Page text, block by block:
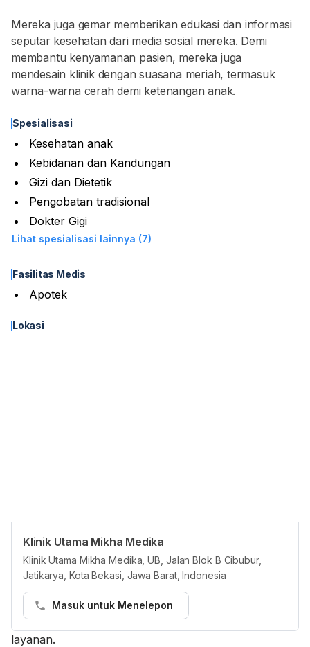
Mereka juga gemar memberikan edukasi dan informasi
seputar kesehatan dari media sosial mereka. Demi
membantu kenyamanan pasien, mereka juga
mendesain klinik dengan suasana meriah, termasuk
warna-warna cerah demi ketenangan anak.
Spesialisasi
Kesehatan anak
Kebidanan dan Kandungan
Gizi dan Dietetik
Pengobatan tradisional
Dokter Gigi
Lihat spesialisasi lainnya (7)
Fasilitas Medis
Apotek
Lokasi
Klinik Utama Mikha Medika
Klinik Utama Mikha Medika, UB, Jalan Blok B Cibubur,
Jatikarya, Kota Bekasi, Jawa Barat, Indonesia
Masuk untuk Menelepon
Asuransi
Semua penyedia layanan di HHG wajib
mencantumkan paket asuransi dalam jaringan secara
akurat. Jika terdapat masalah, tim Layanan kami akan
membantu menghubungkan Anda dengan penyedia
layanan.